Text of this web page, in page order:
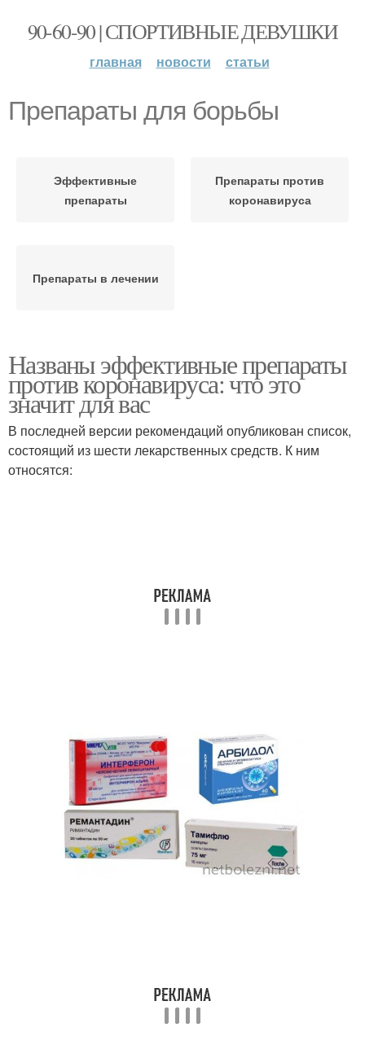
90-60-90 | СПОРТИВНЫЕ ДЕВУШКИ
главная новости статьи
Препараты для борьбы
Эффективные
препараты
Препараты против
коронавируса
Препараты в лечении
Названы эффективные препараты
против коронавируса: что это
значит для вас
В последней версии рекомендаций опубликован список,
состоящий из шести лекарственных средств. К ним
относятся: